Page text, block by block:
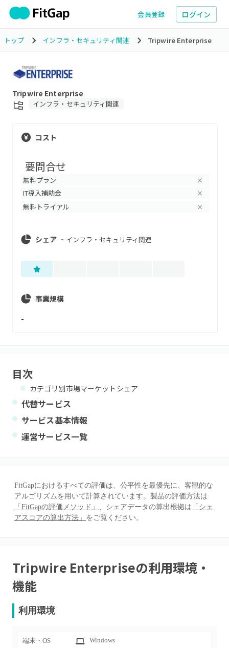
会員登録 ログイン
トップ インフラ・セキュリティ関連 Tripwire Enterprise
Tripwire Enterprise
インフラ・セキュリティ関連
コスト
要問合せ
無料プラン ×
IT導入補助金 ×
無料トライアル ×
シェア ~ インフラ・セキュリティ関連
事業規模
-
目次
カテゴリ別市場マーケットシェア
代替サービス
サービス基本情報
運営サービス一覧
FitGapにおけるすべての評価は、公平性を最優先に、客観的な
アルゴリズムを用いて計算されています。製品の評価方法は
「FitGapの評価メソッド」 、シェアデータの算出根拠は 「シェ
アスコアの算出方法」 をご覧ください。
Tripwire Enterpriseの利用環境・
機能
利用環境
端末・OS Windows